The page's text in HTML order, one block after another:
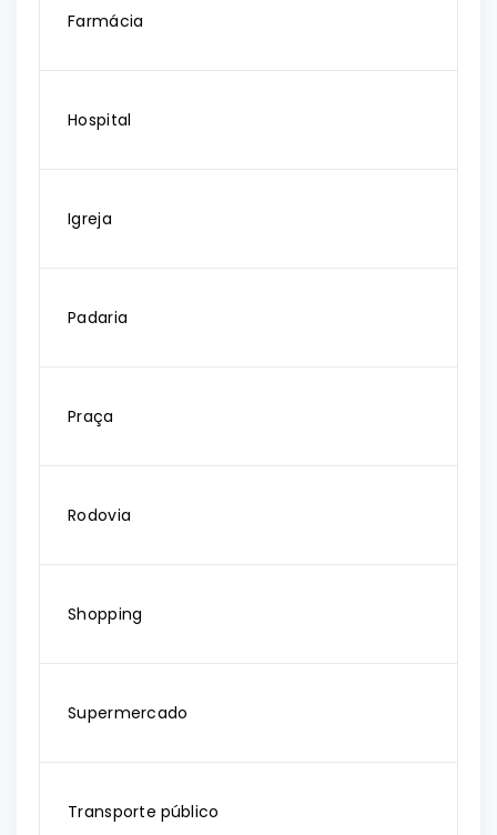
Farmácia
Hospital
Igreja
Padaria
Praça
Rodovia
Shopping
Supermercado
Transporte público